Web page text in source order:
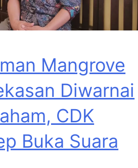
Mangrove
Diwarnai
CDK
Buka Suara